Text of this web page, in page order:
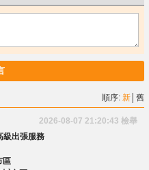
順序:新 │舊
2026-08-07 21:20:43 檢舉
級出張服務
區